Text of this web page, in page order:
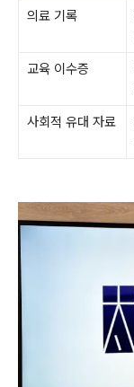
의료 기록
교육 이수증
사회적 유대 자료